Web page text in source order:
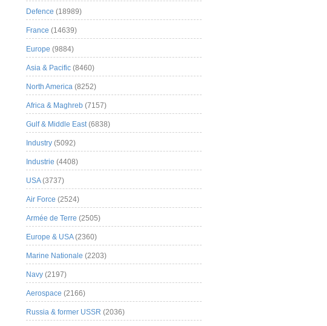
Defence (18989)
France (14639)
Europe (9884)
Asia & Pacific (8460)
North America (8252)
Africa & Maghreb (7157)
Gulf & Middle East(6838)
Industry (5092)
Industrie (4408)
USA(3737)
Air Force (2524)
Armée de Terre (2505)
Europe & USA(2360)
Marine Nationale (2203)
Navy (2197)
Aerospace (2166)
Russia & former USSR (2036)